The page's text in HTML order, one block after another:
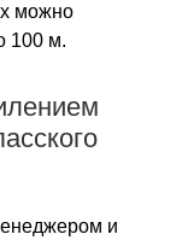
можно
100 м.
и